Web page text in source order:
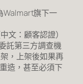
Walmart旗下一
文：顧客認證）
託第三方調查機
，上架後如果再
造，甚至必須下